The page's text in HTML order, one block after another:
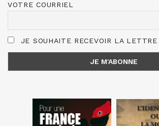
VOTRE COURRIEL
JE SOUHAITE RECEVOIR LA LETTRE